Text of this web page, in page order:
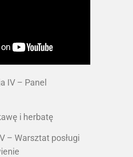
IV – Panel
i herbatę
– Warsztat posługi